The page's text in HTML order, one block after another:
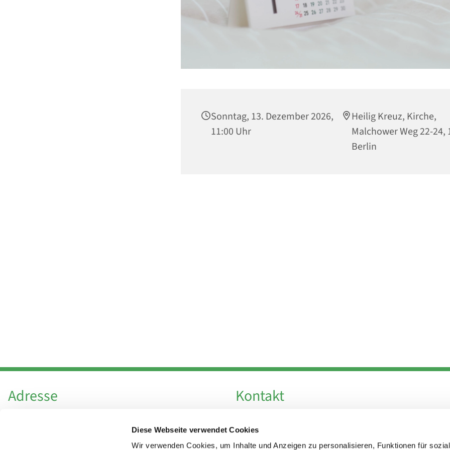
Diese Webseite verwendet Cookies
Wir verwenden Cookies, um Inhalte und Anzeigen zu personalisieren, Funktionen für
Sonntag, 13. Dezember 2026,
11:00 Uhr
Heilig Kreuz, Kirche,
Malchower Weg 22-24,
Berlin
Adresse
Hl. Theresa von Avila Berlin Nordost
Leitender Pfarrer - Norbert Pomplun
Kontakt
Fax +49 30 924 54 18
E-Mailinfo@theresa-von-avila-berlin.de